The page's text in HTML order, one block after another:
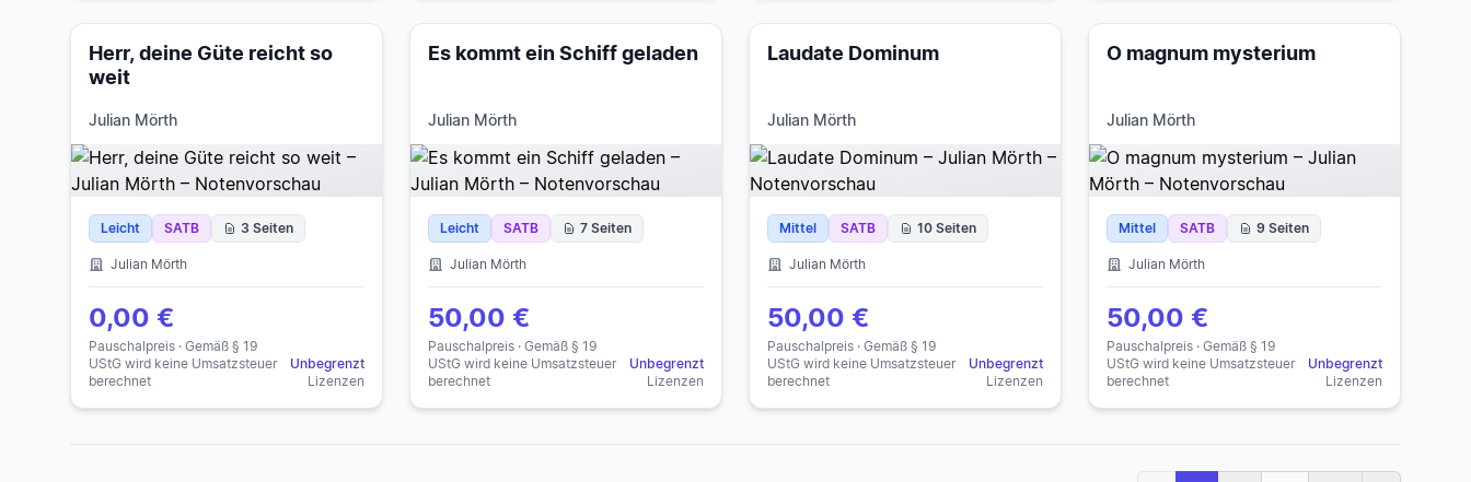
Herr, deine Güte reicht so
weit
Julian Mörth
Leicht SATB 3 Seiten
Julian Mörth
0,00 €
Pauschalpreis · Gemäß § 19
UStG wird keine Umsatzsteuer
berechnet
Unbegrenzt
Lizenzen
Es kommt ein Schiff geladen
Julian Mörth
Leicht SATB 7 Seiten
Julian Mörth
50,00 €
Pauschalpreis · Gemäß § 19
UStG wird keine Umsatzsteuer
berechnet
Unbegrenzt
Lizenzen
Laudate Dominum
Julian Mörth
Mittel SATB 10 Seiten
Julian Mörth
50,00 €
Pauschalpreis · Gemäß § 19
UStG wird keine Umsatzsteuer
berechnet
Unbegrenzt
Lizenzen
O magnum mysterium
Julian Mörth
Mittel SATB 9 Seiten
Julian Mörth
50,00 €
Pauschalpreis · Gemäß § 19
UStG wird keine Umsatzsteuer
berechnet
Unbegrenzt
Lizenzen